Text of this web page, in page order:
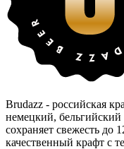
Brudazz - российская
немецкий,
сохраняет свежесть до
качественный крафт с